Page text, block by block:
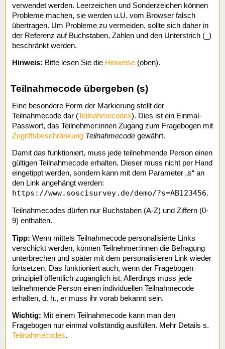
verwendet werden. Leerzeichen und Sonderzeichen können
Probleme machen, sie werden u.U. vom Browser falsch
übertragen. Um Probleme zu vermeiden, sollte sich daher in
der Referenz auf Buchstaben, Zahlen und den Unterstrich (_)
beschränkt werden.
Hinweis: Bitte lesen Sie die Hinweise (oben).
Teilnahmecode übergeben (s)
Eine besondere Form der Markierung stellt der
Teilnahmecode dar (Teilnahmecodes). Dies ist ein Einmal-
Passwort, das Teilnehmer:innen Zugang zum Fragebogen mit
Zugriffsbeschränkung Teilnahmecode gewährt.
Damit das funktioniert, muss jede teilnehmende Person einen
gültigen Teilnahmecode erhalten. Dieser muss nicht per Hand
eingetippt werden, sondern kann mit dem Parameter „s“ an
den Link angehängt werden:
https://www.soscisurvey.de/demo/?s=AB123456.
Teilnahmecodes dürfen nur Buchstaben (A-Z) und Ziffern (0-
9) enthalten.
Tipp: Wenn mittels Teilnahmecode personalisierte Links
verschickt werden, können Teilnehmer:innen die Befragung
unterbrechen und später mit dem personalisieren Link wieder
fortsetzen. Das funktioniert auch, wenn der Fragebogen
prinzipiell öffentlich zugänglich ist. Allerdings muss jede
teilnehmende Person einen individuellen Teilnahmecode
erhalten, d. h., er muss ihr vorab bekannt sein.
Wichtig: Mit einem Teilnahmecode kann man den
Fragebogen nur einmal vollständig ausfüllen. Mehr Details s.
Teilnahmecodes.